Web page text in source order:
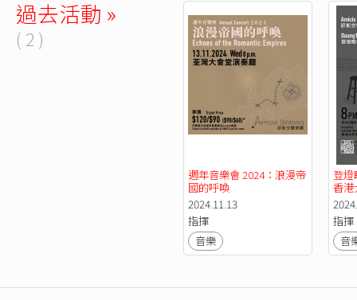
過去活動 »
( 2 )
週年音樂會 2024：浪漫帝
國的呼喚
2024.11.13
指揮
音樂
登燈
香港
廣系
指揮
音